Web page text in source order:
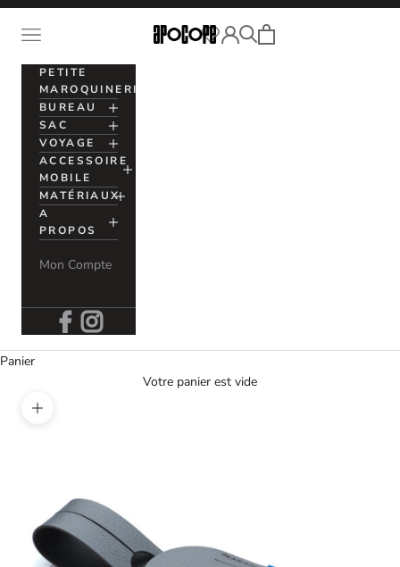
Passer au contenu
Apocope
Ouvrir la navigation Ouvrir le compte utilisation
Ouvrir la recherche
Voir le panier
PETITE
MAROQUINERIE
BUREAU
SAC
VOYAGE
ACCESSOIRE
MOBILE
MATÉRIAUX
A
PROPOS
Mon Compte
Panier
Votre panier est vide
Zoomer sur l'image